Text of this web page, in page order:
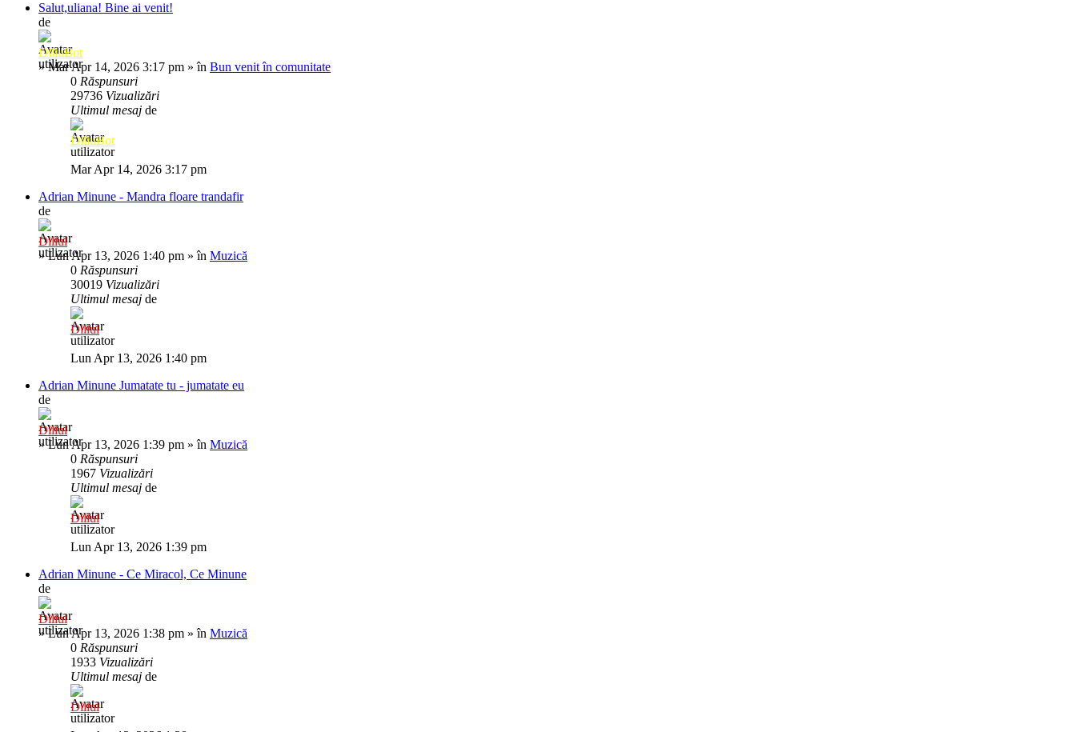
Salut,uliana! Bine ai venit!
de
DiliuBot
»Mar Apr 14, 2026 3:17 pm » în Bun venit în comunitate
0 Răspunsuri
29736 Vizualizări
Ultimul mesaj de
DiliuBot
Mar Apr 14, 2026 3:17 pm
Adrian Minune - Mandra floare trandafir
de
Diliul
»Lun Apr 13, 2026 1:40 pm » în Muzică
0 Răspunsuri
30019 Vizualizări
Ultimul mesaj de
Diliul
Lun Apr 13, 2026 1:40 pm
Adrian Minune Jumatate tu - jumatate eu
de
Diliul
»Lun Apr 13, 2026 1:39 pm » în Muzică
0 Răspunsuri
1967 Vizualizări
Ultimul mesaj de
Diliul
Lun Apr 13, 2026 1:39 pm
Adrian Minune - Ce Miracol, Ce Minune
de
Diliul
»Lun Apr 13, 2026 1:38 pm » în Muzică
0 Răspunsuri
1933 Vizualizări
Ultimul mesaj de
Diliul